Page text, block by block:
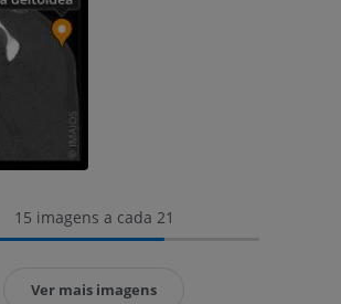
15 imagens a cada 21
Ver mais imagens